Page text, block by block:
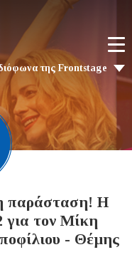
της Frontstage
παράσταση!​​​​​​​ Η
τον Μίκη
- Θέμης